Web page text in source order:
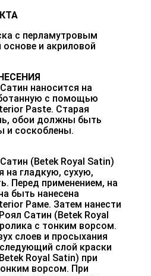
с перламутровым
и акриловой
наносится на
с помощью
Paste. Старая
обои должны быть
и соскоблены.
(Betek Royal Satin)
на гладкую, сухую,
Перед применением, на
быть нанесена
Раме. Затем нанести
Сатин (Betek Royal
с тонким ворсом.
слоев и просыхания
слой краски
Royal Satin) при
ворсом. При